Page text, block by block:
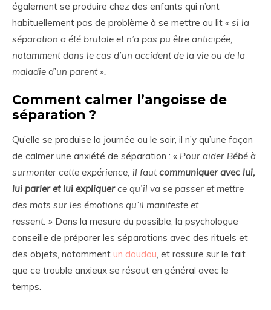
également se produire chez des enfants qui n’ont
habituellement pas de problème à se mettre au lit « si la
séparation a été brutale et n’a pas pu être anticipée,
notamment dans le cas d’un accident de la vie ou de la
maladie d’un parent ».
Comment calmer l’angoisse de
séparation ?
Qu’elle se produise la journée ou le soir, il n’y qu’une façon
de calmer une anxiété de séparation : « Pour aider Bébé à
surmonter cette expérience, il fautcommuniquer avec lui,
lui parler et lui expliquerce qu’il va se passer et mettre
des mots sur les émotions qu’il manifeste et
ressent. » Dans la mesure du possible, la psychologue
conseille de préparer les séparations avec des rituels et
des objets, notamment un doudou, et rassure sur le fait
que ce trouble anxieux se résout en général avec le
temps.